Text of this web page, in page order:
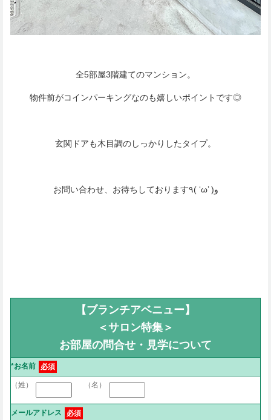
全5部屋3階建てのマンション。
物件前がコインパーキングなのも嬉しいポイントです◎
玄関ドアも木目調のしっかりしたタイプ。
お問い合わせ、お待ちしております٩( ‘ω’ )و
【ブランチアベニュー】
＜サロン特集＞
お部屋の問合せ・見学について
*お名前 必須
（姓） （名）
メールアドレス 必須